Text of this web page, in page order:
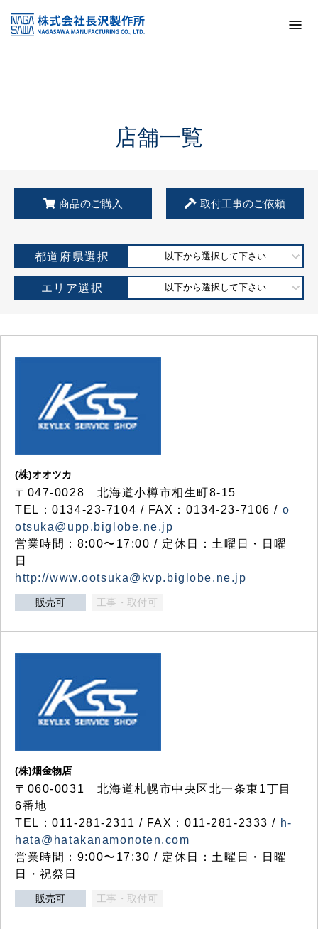
KSS加盟店・取扱店情報
店舗一覧
店舗一覧
商品のご購入 取付工事のご依頼
都道府県選択 以下から選択して下さい
エリア選択 以下から選択して下さい
(株)オオツカ
〒047-0028 北海道小樽市相生町8-15
TEL：0134-23-7104 / FAX：0134-23-7106 / o
otsuka@upp.biglobe.ne.jp
営業時間：8:00〜17:00 / 定休日：土曜日・日曜
日
http://www.ootsuka@kvp.biglobe.ne.jp
販売可 工事・取付可
(株)畑金物店
〒060-0031 北海道札幌市中央区北一条東1丁目
6番地
TEL：011-281-2311 / FAX：011-281-2333 / h-
hata@hatakanamonoten.com
営業時間：9:00〜17:30 / 定休日：土曜日・日曜
日・祝祭日
販売可 工事・取付可